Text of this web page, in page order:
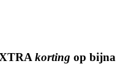
korting op bijna